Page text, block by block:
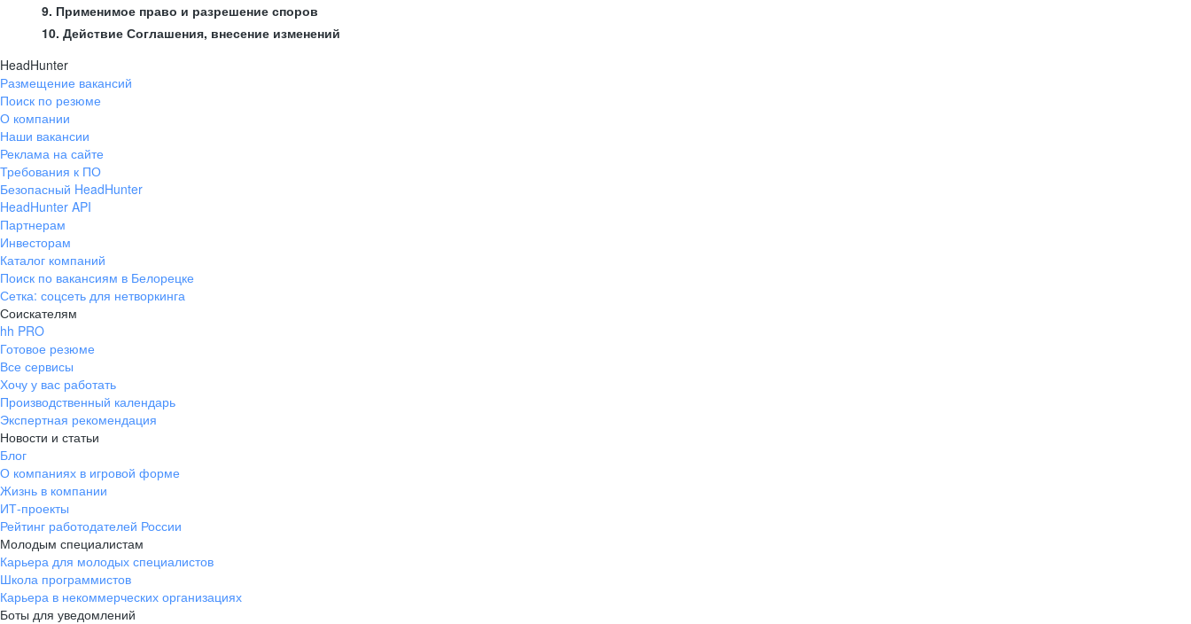
9. Применимое право и разрешение споров
10. Действие Соглашения, внесение изменений
HeadHunter
Размещение вакансий
Поиск по резюме
О компании
Наши вакансии
Реклама на сайте
Требования к ПО
Безопасный HeadHunter
HeadHunter API
Партнерам
Инвесторам
Каталог компаний
Поиск по вакансиям в Белорецке
Сетка: соцсеть для нетворкинга
Соискателям
hh PRO
Готовое резюме
Все сервисы
Хочу у вас работать
Производственный календарь
Экспертная рекомендация
Новости и статьи
Блог
О компаниях в игровой форме
Жизнь в компании
ИТ-проекты
Рейтинг работодателей России
Молодым специалистам
Карьера для молодых специалистов
Школа программистов
Карьера в некоммерческих организациях
Боты для уведомлений